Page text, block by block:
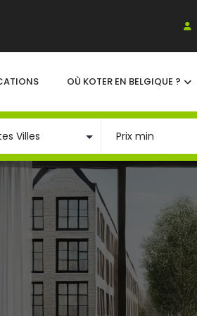
OÙ KOTER EN BELGIQUE ?